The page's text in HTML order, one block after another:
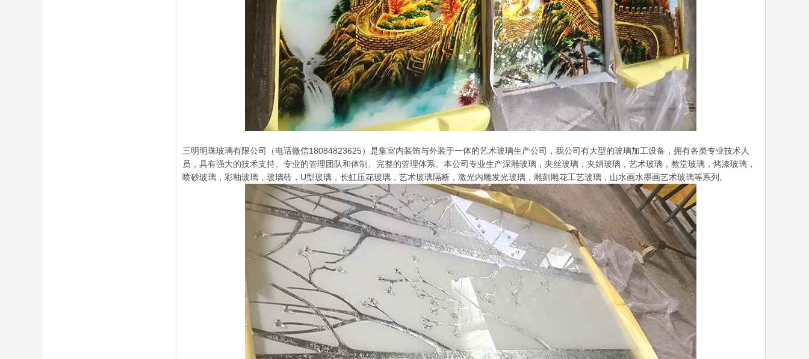
三明明珠玻璃有限公司（电话微信18084823625）是集室内装饰与外装于一体的艺术玻璃生产公司，我公司有大型的玻璃加工设备，拥有各类专业技术人
员，具有强大的技术支持、专业的管理团队和体制、完整的管理体系。本公司专业生产深雕玻璃，夹丝玻璃，夹娟玻璃，艺术玻璃，教堂玻璃，烤漆玻璃，
喷砂玻璃，彩釉玻璃，玻璃砖，U型玻璃，长虹压花玻璃，艺术玻璃隔断，激光内雕发光玻璃，雕刻雕花工艺玻璃，山水画水墨画艺术玻璃等系列。